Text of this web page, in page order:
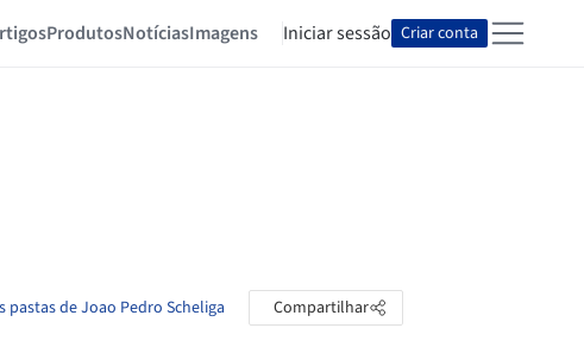
ProdutosNotíciasImagens Iniciar sessão Criar conta
pastas de Joao Pedro Scheliga Compartilhar